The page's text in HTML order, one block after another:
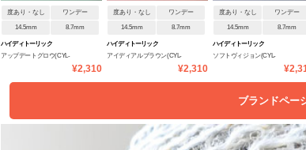
度あり・なし ワンデー
14.5mm 8.7mm
ハイディトーリック
アップデートグロウ(CYL-
¥2,310
度あり・なし ワンデー
14.5mm 8.7mm
ハイディトーリック
アイディアルブラウン(CYL-
¥2,310
度あり・なし ワンデー
14.5mm 8.7mm
ハイディトーリック
ソフトヴィジョン(CYL-
ブランドペー